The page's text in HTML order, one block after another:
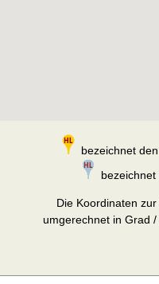
bezeichnet
Die Koordinaten
umgerechnet in Grad